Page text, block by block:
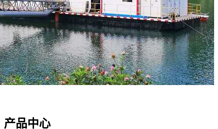
产品中心